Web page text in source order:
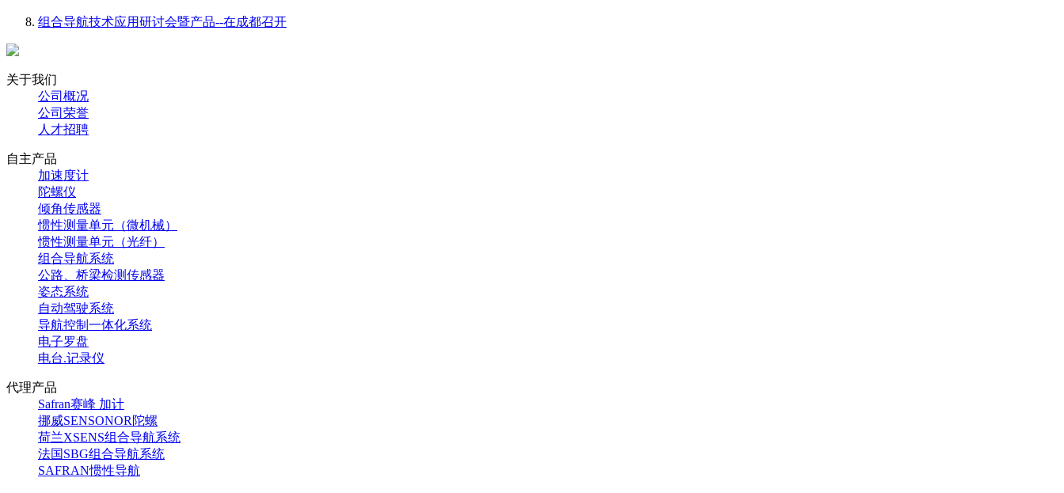
组合导航技术应用研讨会暨产品--在成都召开
关于我们
公司概况
公司荣誉
人才招聘
自主产品
加速度计
陀螺仪
倾角传感器
惯性测量单元（微机械）
惯性测量单元（光纤）
组合导航系统
公路、桥梁检测传感器
姿态系统
自动驾驶系统
导航控制一体化系统
电子罗盘
电台.记录仪
代理产品
Safran赛峰 加计
挪威SENSONOR陀螺
荷兰XSENS组合导航系统
法国SBG组合导航系统
SAFRAN惯性导航